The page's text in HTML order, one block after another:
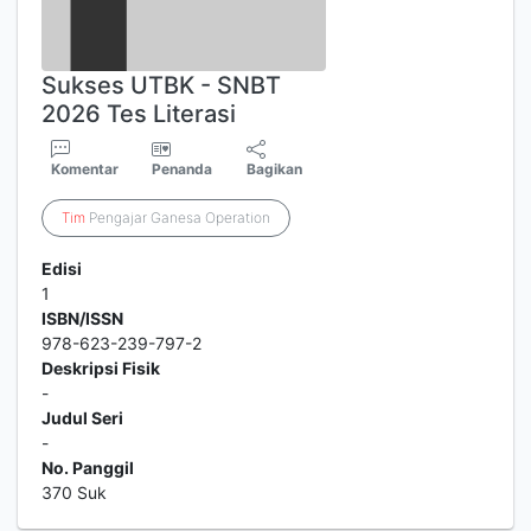
Sukses UTBK - SNBT
2026 Tes Literasi
Komentar Penanda Bagikan
Tim Pengajar Ganesa Operation
Edisi
1
ISBN/ISSN
978-623-239-797-2
Deskripsi Fisik
-
Judul Seri
-
No. Panggil
370 Suk